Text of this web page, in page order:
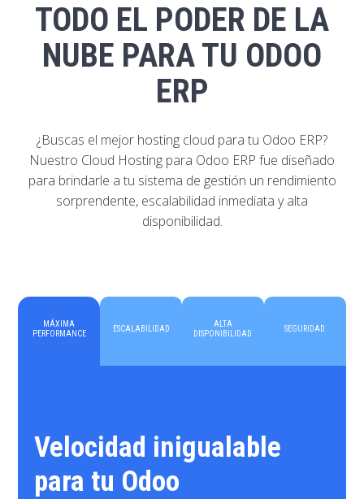
TODO EL PODER DE LA
NUBE PARA TU ODOO
ERP
¿Buscas el mejor hosting cloud para tu Odoo ERP?
Nuestro Cloud Hosting para Odoo ERP fue diseñado
para brindarle a tu sistema de gestión un rendimiento
sorprendente, escalabilidad inmediata y alta
disponibilidad.
MÁXIMA
PERFORMANCE
ESCALABILIDAD
ALTA
DISPONIBILIDAD
SEGURIDAD
Velocidad inigualable
para tu Odoo